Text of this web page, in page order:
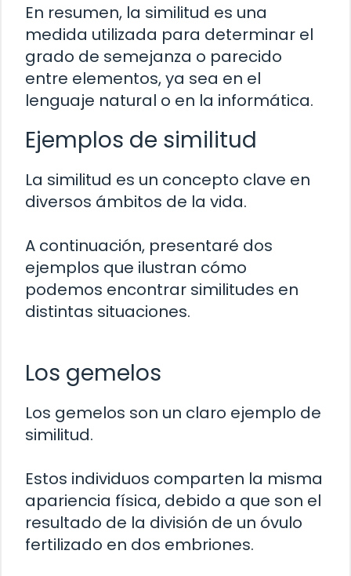
En resumen, la similitud es una
medida utilizada para determinar el
grado de semejanza o parecido
entre elementos, ya sea en el
lenguaje natural o en la informática.
Ejemplos de similitud
La similitud es un concepto clave en
diversos ámbitos de la vida.
A continuación, presentaré dos
ejemplos que ilustran cómo
podemos encontrar similitudes en
distintas situaciones.
Los gemelos
Los gemelos son un claro ejemplo de
similitud.
Estos individuos comparten la misma
apariencia física, debido a que son el
resultado de la división de un óvulo
fertilizado en dos embriones.